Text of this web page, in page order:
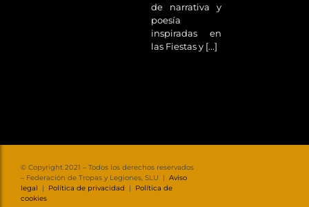
de narrativa y
poesía
inspiradas en
las Fiestas y [...]
© Copyright 2021 – Todos los derechos reservados
– Federación de Tropas y Legiones, SLU | Aviso
legal | Política de privacidad | Política de
cookies